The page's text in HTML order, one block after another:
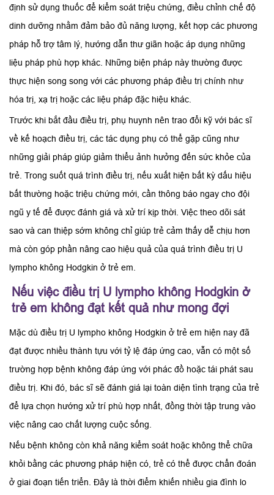
định sử dụng thuốc để kiểm soát triệu chứng, điều chỉnh chế độ
dinh dưỡng nhằm đảm bảo đủ năng lượng, kết hợp các phương
pháp hỗ trợ tâm lý, hướng dẫn thư giãn hoặc áp dụng những
liệu pháp phù hợp khác. Những biện pháp này thường được
thực hiện song song với các phương pháp điều trị chính như
hóa trị, xạ trị hoặc các liệu pháp đặc hiệu khác.
Trước khi bắt đầu điều trị, phụ huynh nên trao đổi kỹ với bác sĩ
về kế hoạch điều trị, các tác dụng phụ có thể gặp cũng như
những giải pháp giúp giảm thiểu ảnh hưởng đến sức khỏe của
trẻ. Trong suốt quá trình điều trị, nếu xuất hiện bất kỳ dấu hiệu
bất thường hoặc triệu chứng mới, cần thông báo ngay cho đội
ngũ y tế để được đánh giá và xử trí kịp thời. Việc theo dõi sát
sao và can thiệp sớm không chỉ giúp trẻ cảm thấy dễ chịu hơn
mà còn góp phần nâng cao hiệu quả của quá trình điều trị U
lympho không Hodgkin ở trẻ em.
Nếu việc điều trị U lympho không Hodgkin ở
trẻ em không đạt kết quả như mong đợi
Mặc dù điều trị U lympho không Hodgkin ở trẻ em hiện nay đã
đạt được nhiều thành tựu với tỷ lệ đáp ứng cao, vẫn có một số
trường hợp bệnh không đáp ứng với phác đồ hoặc tái phát sau
điều trị. Khi đó, bác sĩ sẽ đánh giá lại toàn diện tình trạng của trẻ
để lựa chọn hướng xử trí phù hợp nhất, đồng thời tập trung vào
việc nâng cao chất lượng cuộc sống.
Nếu bệnh không còn khả năng kiểm soát hoặc không thể chữa
khỏi bằng các phương pháp hiện có, trẻ có thể được chẩn đoán
ở giai đoạn tiến triển. Đây là thời điểm khiến nhiều gia đình lo